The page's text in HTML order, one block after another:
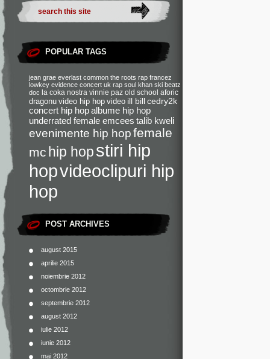
POPULAR TAGS
jean grae everlast common the roots rap francez
lowkey evidence concert uk rap soul khan ski beatz
doc la coka nostra vinnie paz old school aforic
dragonu video hip hop video ill bill cedry2k
concert hip hopalbume hip hop
underrated female emcees talib kweli
evenimente hip hopfemale
mc hip hopstiri hip
hopvideoclipuri hip
hop
POST ARCHIVES
august 2015
aprilie 2015
noiembrie 2012
octombrie 2012
septembrie 2012
august 2012
iulie 2012
iunie 2012
mai 2012